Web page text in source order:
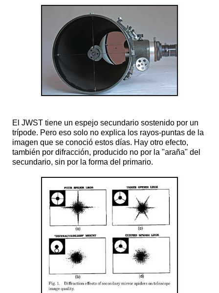
El JWST tiene un espejo secundario sostenido por un
trípode. Pero eso solo no explica los rayos-puntas de la
imagen que se conoció estos días. Hay otro efecto,
también por difracción, producido no por la "araña" del
secundario, sin por la forma del primario.